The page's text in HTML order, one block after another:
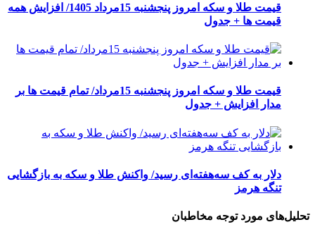
قیمت طلا و سکه امروز پنجشنبه 15مرداد 1405/ افزایش همه
قیمت ها + جدول
قیمت طلا و سکه امروز پنجشنبه 15مرداد/ تمام قیمت ها بر
مدار افزایش + جدول
دلار به کف سه‌هفته‌ای رسید/ واکنش طلا و سکه به بازگشایی
تنگه هرمز
تحلیل‌های مورد توجه مخاطبان